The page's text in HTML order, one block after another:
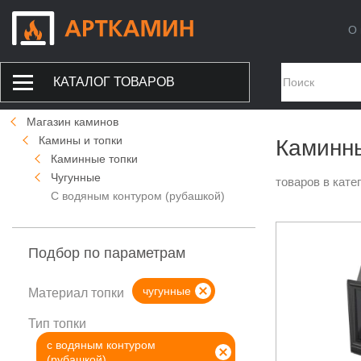
О
КАТАЛОГ ТОВАРОВ
Магазин каминов
Камины и топки
Каминные топки
Чугунные
С водяным контуром (рубашкой)
Подбор по параметрам
Материал топки чугунные
Тип топки
с водяным контуром
товаров в